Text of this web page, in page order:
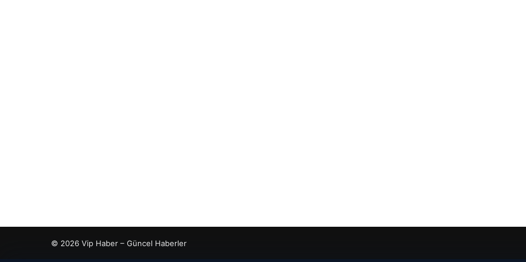
© 2026 Vip Haber – Güncel Haberler